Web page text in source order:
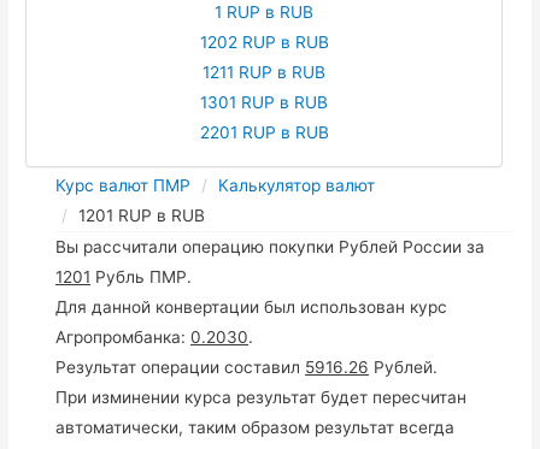
1 RUP в RUB
1202 RUP в RUB
1211 RUP в RUB
1301 RUP в RUB
2201 RUP в RUB
Курс валют ПМР
Калькулятор валют
1201 RUP в RUB
Вы рассчитали операцию покупки Рублей России за
1201 Рубль ПМР.
Для данной конвертации был использован курс
Агропромбанка:0.2030.
Результат операции составил 5916.26 Рублей.
При изминении курса результат будет пересчитан
автоматически, таким образом результат всегда